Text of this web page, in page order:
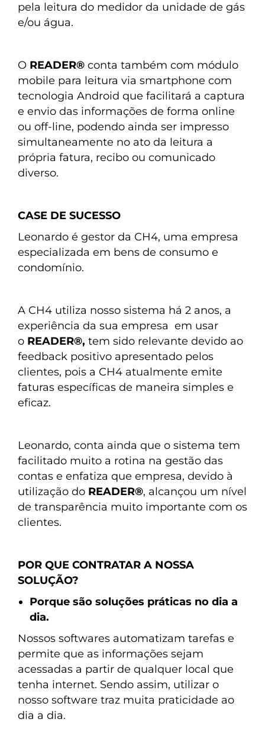
pela leitura do medidor da unidade de gás
e/ou água.
O READER® conta também com módulo
mobile para leitura via smartphone com
tecnologia Android que facilitará a captura
e envio das informações de forma online
ou off-line, podendo ainda ser impresso
simultaneamente no ato da leitura a
própria fatura, recibo ou comunicado
diverso.
CASE DE SUCESSO
Leonardo é gestor da CH4, uma empresa
especializada em bens de consumo e
condomínio.
A CH4 utiliza nosso sistema há 2 anos, a
experiência da sua empresa em usar
o READER®, tem sido relevante devido ao
feedback positivo apresentado pelos
clientes, pois a CH4 atualmente emite
faturas específicas de maneira simples e
eficaz.
Leonardo, conta ainda que o sistema tem
facilitado muito a rotina na gestão das
contas e enfatiza que empresa, devido à
utilização do READER®, alcançou um nível
de transparência muito importante com os
clientes.
POR QUE CONTRATAR A NOSSA
SOLUÇÃO?
Porque são soluções práticas no dia a
dia.
Nossos softwares automatizam tarefas e
permite que as informações sejam
acessadas a partir de qualquer local que
tenha internet. Sendo assim, utilizar o
nosso software traz muita praticidade ao
dia a dia.